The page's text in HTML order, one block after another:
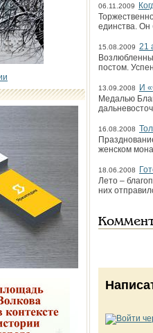
06.11.2009
единства. Он
15.08.2009 21
постом.
13.09.2008
И
Медалью
16.08.2008
женском
18.06.2008
Лето –
них